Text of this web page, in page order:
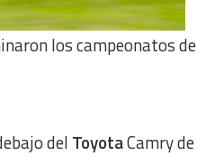
los campeonatos de
del ToyotaCamry de